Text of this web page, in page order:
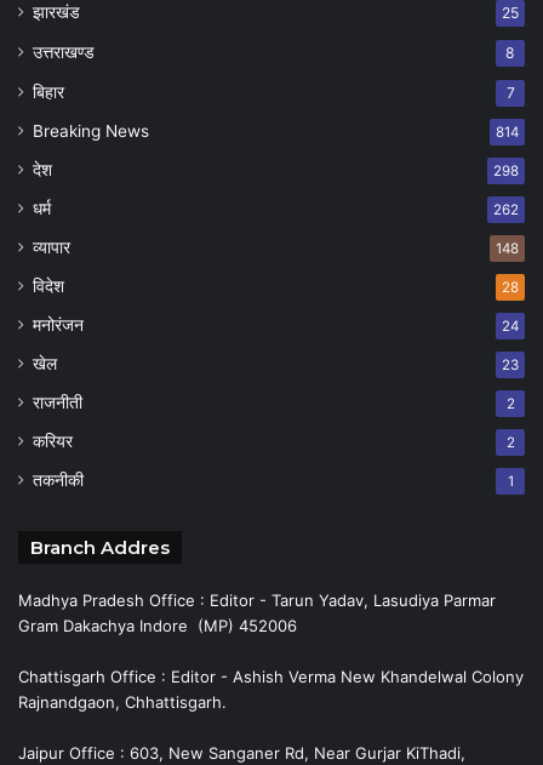
झारखंड 25
उत्तराखण्ड 8
बिहार 7
Breaking News 814
देश 298
धर्म 262
व्यापार 148
विदेश 28
मनोरंजन 24
खेल 23
राजनीती 2
करियर 2
तकनीकी 1
Branch Addres
Madhya Pradesh Office : Editor - Tarun Yadav, Lasudiya Parmar
Gram Dakachya Indore (MP) 452006
Chattisgarh Office : Editor - Ashish Verma New Khandelwal Colony
Rajnandgaon, Chhattisgarh.
Jaipur Office : 603, New Sanganer Rd, Near Gurjar KiThadi,